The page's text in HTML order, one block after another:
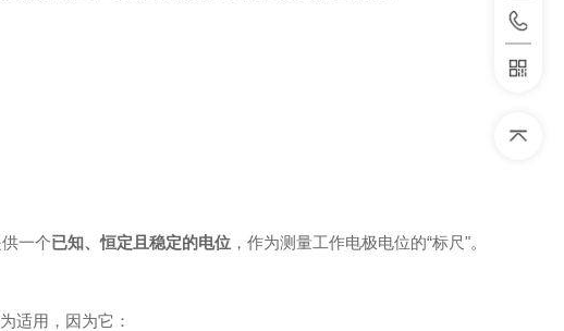
一个已知、恒定且稳定的电位 ，作为测量工作电极电位的“标尺"。
适用，因为它：